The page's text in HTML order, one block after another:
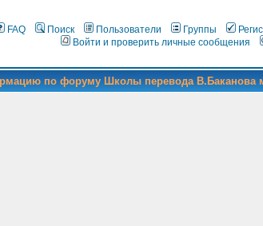
FAQ Поиск Пользователи Группы
Войти и проверить личные сообщения
по форуму Школы перевода В.Баканова